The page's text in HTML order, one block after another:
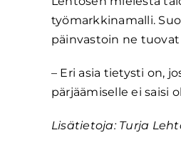
työmarkkinamalli.
päinvastoin ne
– Eri asia tietysti on,
pärjäämiselle ei saisi
Lisätietoja: Turja